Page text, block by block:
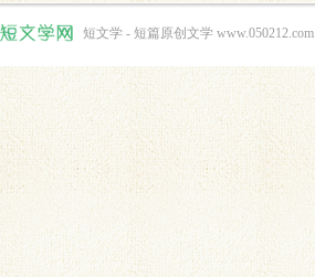
短文学 - 短篇原创文学 www.050212.com